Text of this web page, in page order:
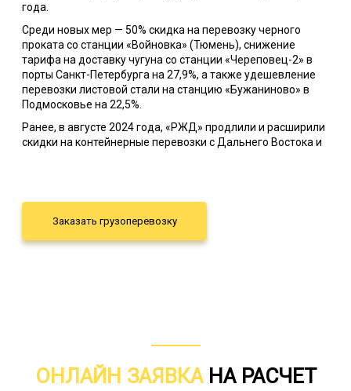
года.
Среди новых мер — 50% скидка на перевозку черного
проката со станции «Войновка» (Тюмень), снижение
тарифа на доставку чугуна со станции «Череповец-2» в
порты Санкт-Петербурга на 27,9%, а также удешевление
перевозки листовой стали на станцию «Бужаниново» в
Подмосковье на 22,5%.
Ранее, в августе 2024 года, «РЖД» продлили и расширили
скидки на контейнерные перевозки с Дальнего Востока и
в Узбекистан (20,4%) и импорта овощей и фруктов из
стран Центральной Азии (до 50%).
Несмотря на эти меры, в декабре 2024 года грузовые
Заказать грузоперевозку
ОНЛАЙН ЗАЯВКАНА РАСЧЕТ